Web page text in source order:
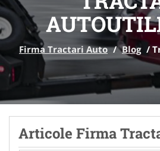
Firma Tractari Auto / Blog /
Articole Firma